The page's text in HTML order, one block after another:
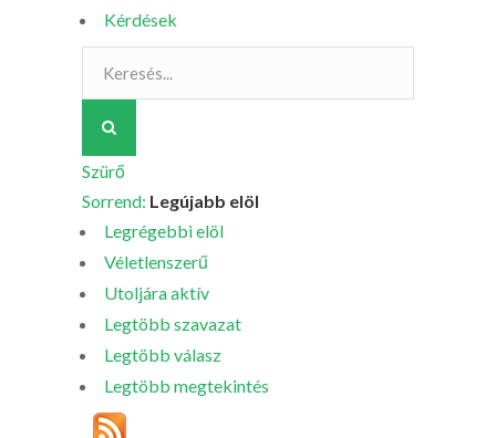
Kérdések
Szürő
Sorrend: Legújabb elöl
Legrégebbi elöl
Véletlenszerű
Utoljára aktív
Legtöbb szavazat
Legtöbb válasz
Legtöbb megtekintés